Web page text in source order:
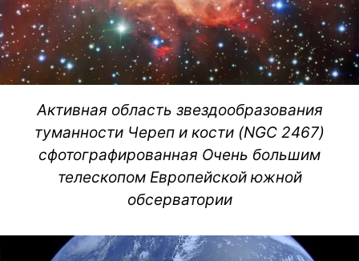
Активная область звездообразования
туманности Череп и кости (NGC 2467)
сфотографированная Очень большим
телескопом Европейской южной
обсерватории